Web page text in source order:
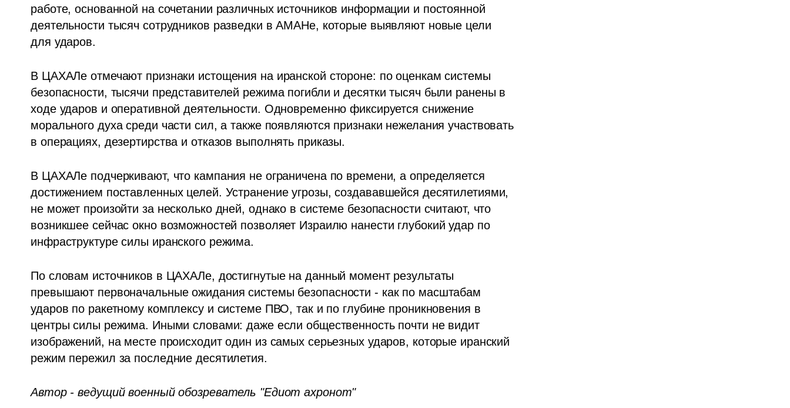
работе, основанной на сочетании различных источников информации и постоянной
деятельности тысяч сотрудников разведки в АМАНе, которые выявляют новые цели
для ударов.
В ЦАХАЛе отмечают признаки истощения на иранской стороне: по оценкам системы
безопасности, тысячи представителей режима погибли и десятки тысяч были ранены в
ходе ударов и оперативной деятельности. Одновременно фиксируется снижение
морального духа среди части сил, а также появляются признаки нежелания участвовать
в операциях, дезертирства и отказов выполнять приказы.
В ЦАХАЛе подчеркивают, что кампания не ограничена по времени, а определяется
достижением поставленных целей. Устранение угрозы, создававшейся десятилетиями,
не может произойти за несколько дней, однако в системе безопасности считают, что
возникшее сейчас окно возможностей позволяет Израилю нанести глубокий удар по
инфраструктуре силы иранского режима.
По словам источников в ЦАХАЛе, достигнутые на данный момент результаты
превышают первоначальные ожидания системы безопасности - как по масштабам
ударов по ракетному комплексу и системе ПВО, так и по глубине проникновения в
центры силы режима. Иными словами: даже если общественность почти не видит
изображений, на месте происходит один из самых серьезных ударов, которые иранский
режим пережил за последние десятилетия.
Автор - ведущий военный обозреватель "Едиот ахронот"